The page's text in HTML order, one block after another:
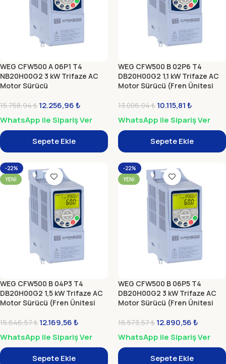
WEG CFW500 A 06P1 T4
NB20H00G2 3 kW Trifaze AC
Motor Sürücü
15.758,94₺ 12.256,96₺
WhatsApp ile Sipariş Ver
Sepete Ekle
WEG CFW500 B 02P6 T4
DB20H00G2 1,1 kW Trifaze AC
Motor Sürücü (Fren Ünitesi
13.006,04₺ 10.115,81₺
WhatsApp ile Sipariş Ver
Sepete Ekle
-22%
YENI
WEG CFW500 B 04P3 T4
DB20H00G2 1,5 kW Trifaze AC
Motor Sürücü (Fren Ünitesi
15.646,57₺ 12.169,56₺
WhatsApp ile Sipariş Ver
Sepete Ekle
-22%
YENI
WEG CFW500 B 06P5 T4
DB20H00G2 3 kW Trifaze AC
Motor Sürücü (Fren Ünitesi
16.573,57₺ 12.890,56₺
WhatsApp ile Sipariş Ver
Sepete Ekle